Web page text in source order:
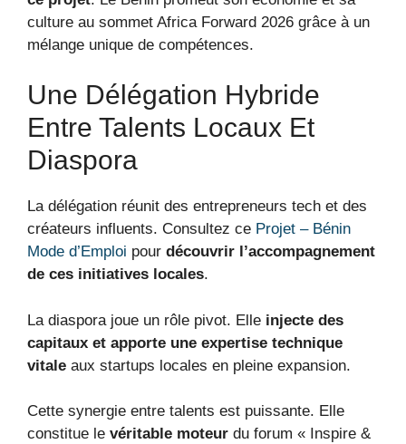
culture au sommet Africa Forward 2026 grâce à un
mélange unique de compétences.
Une Délégation Hybride
Entre Talents Locaux Et
Diaspora
La délégation réunit des entrepreneurs tech et des
créateurs influents. Consultez ce Projet – Bénin
Mode d’Emploi pour découvrir l’accompagnement
de ces initiatives locales.
La diaspora joue un rôle pivot. Elle injecte des
capitaux et apporte une expertise technique
vitale aux startups locales en pleine expansion.
Cette synergie entre talents est puissante. Elle
constitue le véritable moteur du forum « Inspire &